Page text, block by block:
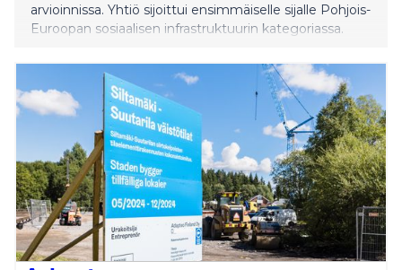
arvioinnissa. Yhtiö sijoittui ensimmäiselle sijalle Pohjois-
Euroopan sosiaalisen infrastruktuurin kategoriassa.